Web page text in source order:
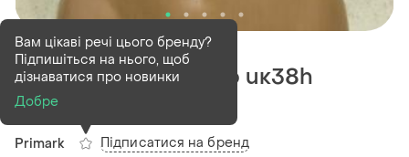
В наявності1 шт
Гарний бюстгальтер uк38h
eur85h
Primark
Вам цікаві речі цього бренду?
Підпишіться на нього, щоб
дізнаватися про новинки
Добре
Підписатися на бренд